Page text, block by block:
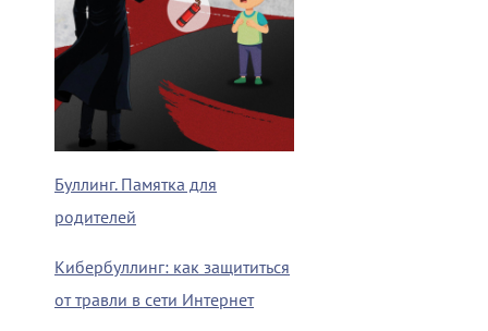
Буллинг. Памятка для
родителей
Кибербуллинг: как защититься
от травли в сети Интернет